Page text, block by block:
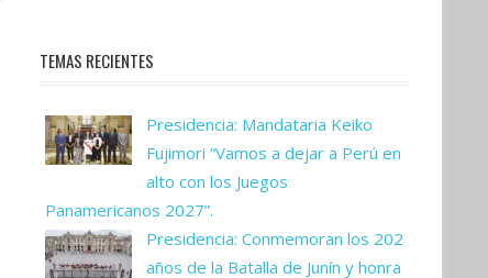
TEMAS RECIENTES
Presidencia: Mandataria Keiko
Fujimori “Vamos a dejar a Perú en
alto con los Juegos
Panamericanos 2027”.
Presidencia: Conmemoran los 202
años de la Batalla de Junín y honra